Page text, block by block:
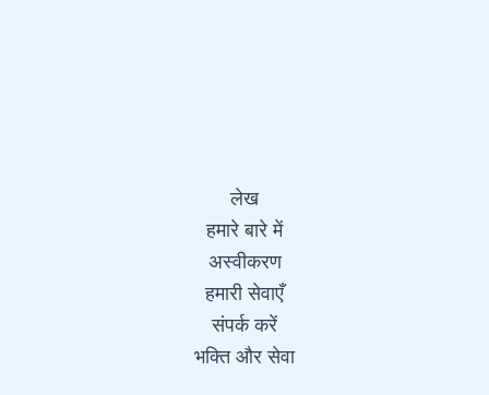
लेख
हमारे बारे में
अस्वीकरण
हमारी सेवाएँ
संपर्क करें
भक्ति और सेवा